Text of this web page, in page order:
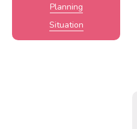
Planning
Situation